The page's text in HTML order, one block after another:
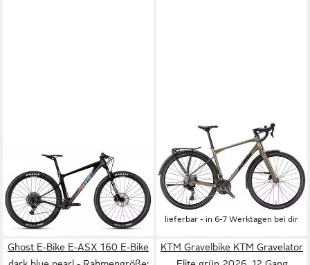
Replica Hardtail Team Camo
4.313,05 €
lieferbar - in 2-3 Werktagen bei dir
Gravelbike KTM Gravelator 20
LFC grün 2026, 20 Gang
SHIMANO CUES U6020-10
LG shadow, Kettenschaltung
1.695,00 €
lieferbar - in 6-7 Werktagen bei dir
Ghost E-Bike E-ASX 160 E-Bike
KTM Gravelbike KTM Gravelator